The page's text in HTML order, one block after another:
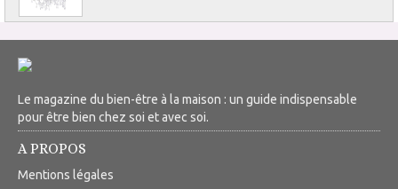
Le magazine du bien-être à la maison : un guide indispensable
pour être bien chez soi et avec soi.
A PROPOS
Mentions légales